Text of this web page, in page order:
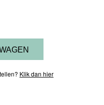
Klik dan hier